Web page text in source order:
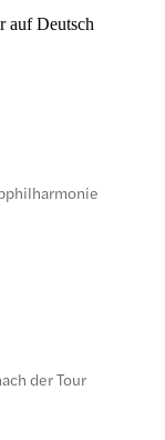
auf Deutsch
der Tour